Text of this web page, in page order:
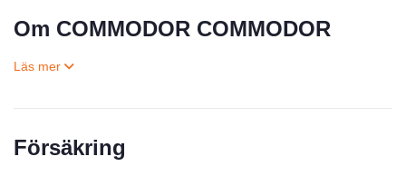
Om COMMODOR COMMODOR
Försäkring